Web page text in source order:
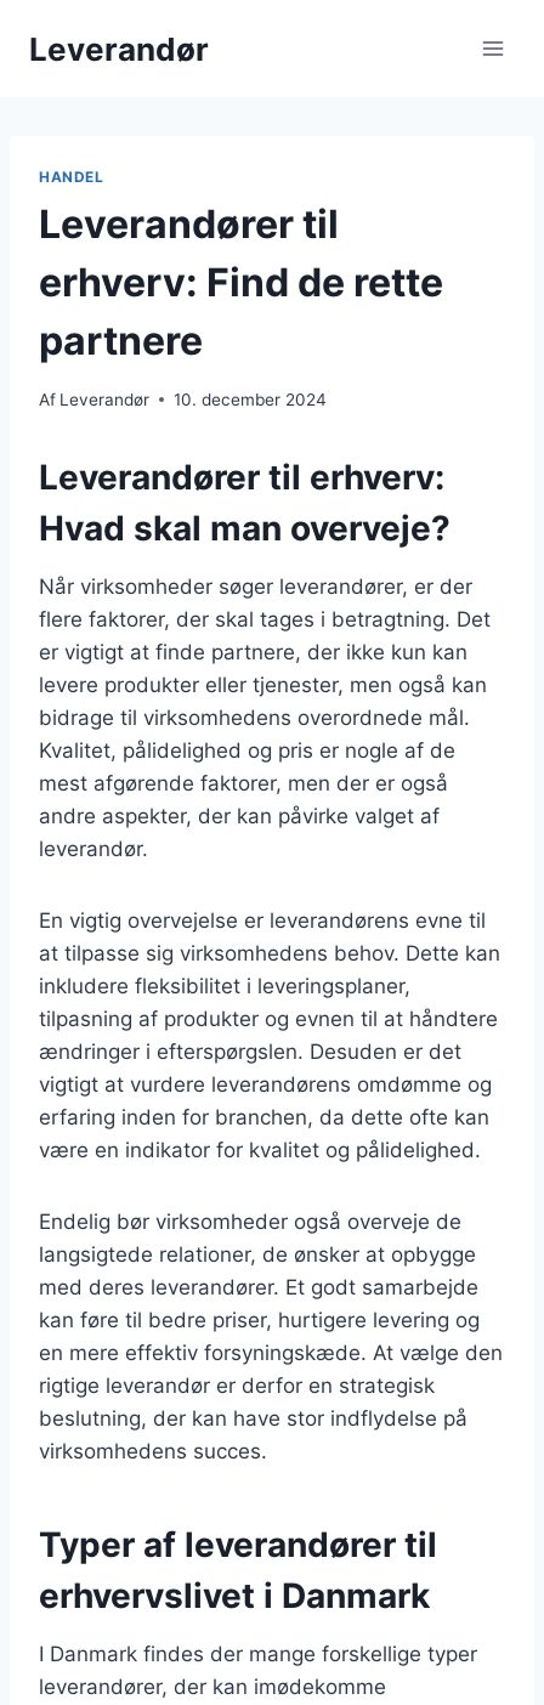
Leverandør
HANDEL
Leverandører til
erhverv: Find de rette
partnere
Af Leverandør 10. december 2024
Leverandører til erhverv:
Hvad skal man overveje?
Når virksomheder søger leverandører, er der
flere faktorer, der skal tages i betragtning. Det
er vigtigt at finde partnere, der ikke kun kan
levere produkter eller tjenester, men også kan
bidrage til virksomhedens overordnede mål.
Kvalitet, pålidelighed og pris er nogle af de
mest afgørende faktorer, men der er også
andre aspekter, der kan påvirke valget af
leverandør.
En vigtig overvejelse er leverandørens evne til
at tilpasse sig virksomhedens behov. Dette kan
inkludere fleksibilitet i leveringsplaner,
tilpasning af produkter og evnen til at håndtere
ændringer i efterspørgslen. Desuden er det
vigtigt at vurdere leverandørens omdømme og
erfaring inden for branchen, da dette ofte kan
være en indikator for kvalitet og pålidelighed.
Endelig bør virksomheder også overveje de
langsigtede relationer, de ønsker at opbygge
med deres leverandører. Et godt samarbejde
kan føre til bedre priser, hurtigere levering og
en mere effektiv forsyningskæde. At vælge den
rigtige leverandør er derfor en strategisk
beslutning, der kan have stor indflydelse på
virksomhedens succes.
Typer af leverandører til
erhvervslivet i Danmark
I Danmark findes der mange forskellige typer
leverandører, der kan imødekomme